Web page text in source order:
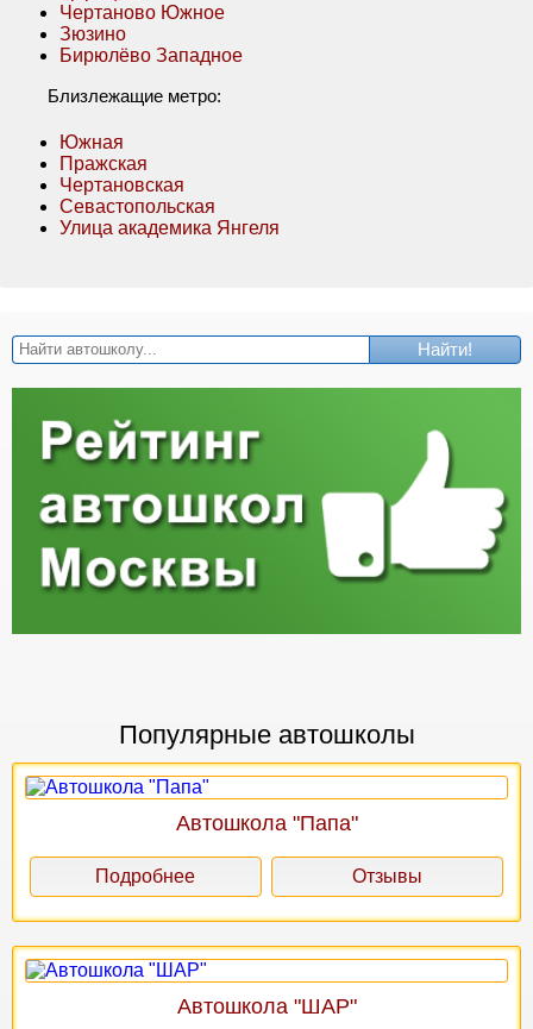
Чертаново Южное
Зюзино
Бирюлёво Западное
Близлежащие метро:
Южная
Пражская
Чертановская
Севастопольская
Улица академика Янгеля
Найти!
Популярные автошколы
Автошкола "Папа"
Подробнее Отзывы
Автошкола "ШАР"